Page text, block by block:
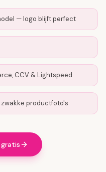
— logo blijft perfect
CCV & Lightspeed
productfoto's